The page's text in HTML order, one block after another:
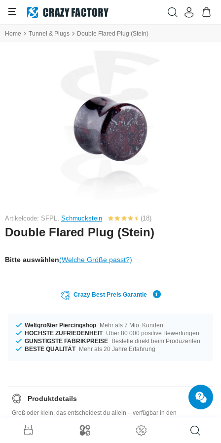
Home Tunnel & Plugs Double Flared Plug (Stein)
Artikelcode: SFPL, Schmuckstein (18)
Double Flared Plug (Stein)
Bitte auswählen(Welche Größe passt?)
Crazy Best Preis Garantie
Weltgrößter Piercingshop Mehr als 7 Mio. Kunden
HÖCHSTE ZUFRIEDENHEIT Über 80.000 positive Bewertungen
GÜNSTIGSTE FABRIKPREISE Bestelle direkt beim Produzenten
BESTE QUALITÄT Mehr als 20 Jahre Erfahrung
Produktdetails
Groß oder klein, das entscheidest du allein – verfügbar in den
und Farben wie Eisen-Tigerauge oder Snow Flake Obsidian stehen zur
Auswahl. Ein wunderbares Item in Topqualität und zu einem